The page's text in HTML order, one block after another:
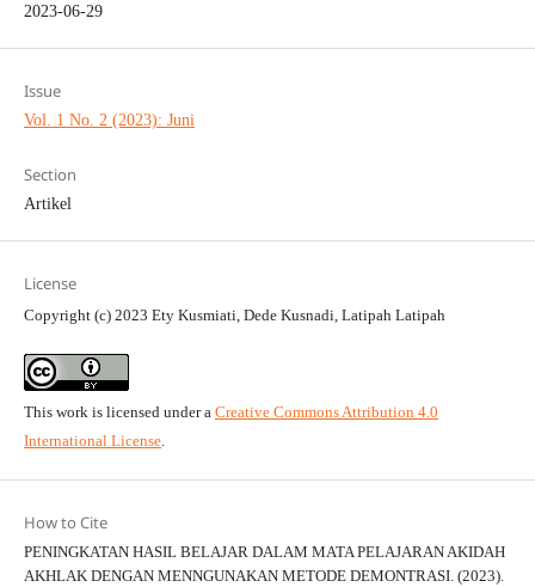
2023-06-29
Issue
Vol. 1 No. 2 (2023): Juni
Section
Artikel
License
Copyright (c) 2023 Ety Kusmiati, Dede Kusnadi, Latipah Latipah
This work is licensed under a Creative Commons Attribution 4.0
International License.
How to Cite
PENINGKATAN HASIL BELAJAR DALAM MATA PELAJARAN AKIDAH
AKHLAK DENGAN MENNGUNAKAN METODE DEMONTRASI. (2023).